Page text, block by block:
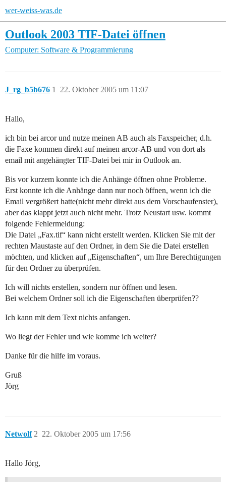
wer-weiss-was.de
Outlook 2003 TIF-Datei öffnen
Computer: Software & Programmierung
J_rg_b5b676 22. Oktober 2005 um 11:07
1
Hallo,
ich bin bei arcor und nutze meinen AB auch als Faxspeicher, d.h.
die Faxe kommen direkt auf meinen arcor-AB und von dort als
email mit angehängter TIF-Datei bei mir in Outlook an.
Bis vor kurzem konnte ich die Anhänge öffnen ohne Probleme.
Erst konnte ich die Anhänge dann nur noch öffnen, wenn ich die
Email vergrößert hatte(nicht mehr direkt aus dem Vorschaufenster),
aber das klappt jetzt auch nicht mehr. Trotz Neustart usw. kommt
folgende Fehlermeldung:
Die Datei „Fax.tif“ kann nicht erstellt werden. Klicken Sie mit der
rechten Maustaste auf den Ordner, in dem Sie die Datei erstellen
möchten, und klicken auf „Eigenschaften“, um Ihre Berechtigungen
für den Ordner zu überprüfen.
Ich will nichts erstellen, sondern nur öffnen und lesen.
Bei welchem Ordner soll ich die Eigenschaften überprüfen??
Ich kann mit dem Text nichts anfangen.
Wo liegt der Fehler und wie komme ich weiter?
Danke für die hilfe im voraus.
Gruß
Jörg
Netwolf 22. Oktober 2005 um 17:56
2
Hallo Jörg,